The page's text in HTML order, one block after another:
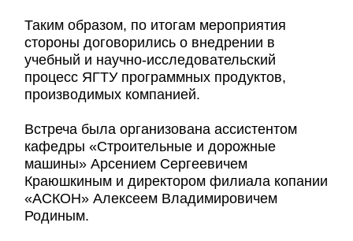
Таким образом, по итогам мероприятия
стороны договорились о внедрении в
учебный и научно-исследовательский
процесс ЯГТУ программных продуктов,
производимых компанией.
Встреча была организована ассистентом
кафедры «Строительные и дорожные
машины» Арсением Сергеевичем
Краюшкиным и директором филиала копании
«АСКОН» Алексеем Владимировичем
Родиным.